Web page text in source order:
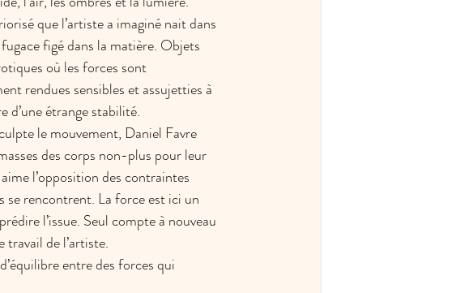
que l’artiste a imaginé nait dans
figé dans la matière. Objets
où les forces sont
rendues sensibles et assujetties à
d’une étrange stabilité.
le mouvement, Daniel Favre
des corps non-plus pour leur
l’opposition des contraintes
se rencontrent. La force est ici un
l’issue. Seul compte à nouveau
de l’artiste.
entre des forces qui